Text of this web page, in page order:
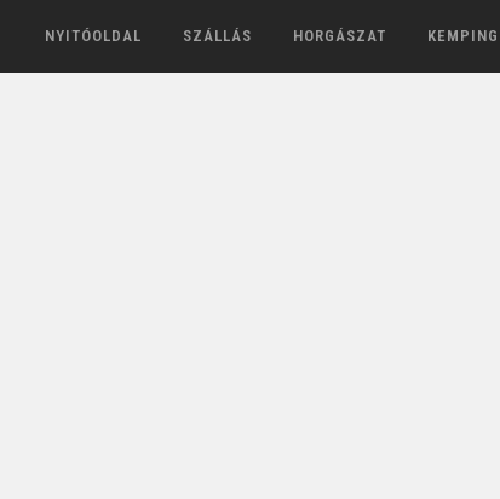
NYITÓOLDAL SZÁLLÁS HORGÁSZAT KEMPING